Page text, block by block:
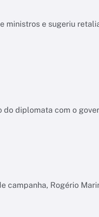
ministros e sugeriu
diplomata com o
campanha, Rogério